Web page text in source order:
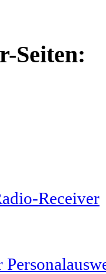
Seiten:
Receiver